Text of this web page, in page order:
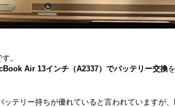
。
Air 13インチ（A2337）でバッテリー交換
ッテリー持ちが優れていると言われていますが